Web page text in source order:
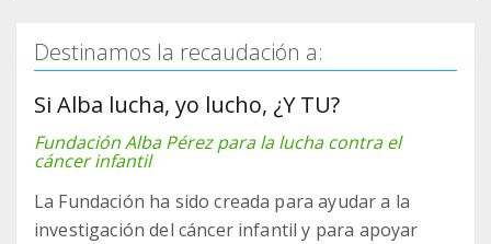
Destinamos la recaudación a:
Si Alba lucha, yo lucho, ¿Y TU?
Fundación Alba Pérez para la lucha contra el
cáncer infantil
La Fundación ha sido creada para ayudar a la
investigación del cáncer infantil y para apoyar